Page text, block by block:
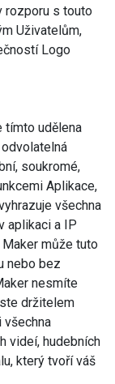
rozporu s touto
Uživatelům,
Logo
tímto udělena
soukromé,
Aplikace,
všechna
aplikaci a IP
může tuto
nebo bez
nesmíte
držitelem
všechna
videí, hudebních
který tvoří váš